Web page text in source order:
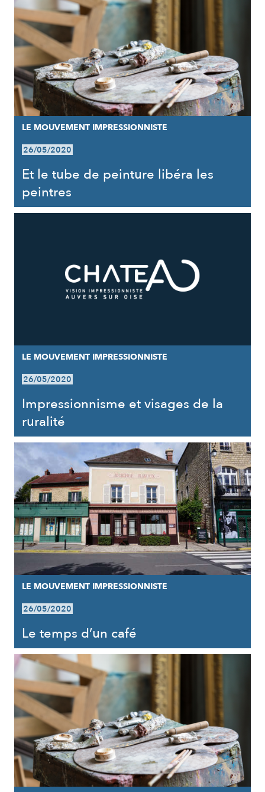
LE MOUVEMENT IMPRESSIONNISTE
26/05/2020
Et le tube de peinture libéra les
peintres
LE MOUVEMENT IMPRESSIONNISTE
26/05/2020
Impressionnisme et visages de la
ruralité
LE MOUVEMENT IMPRESSIONNISTE
26/05/2020
Le temps d’un café